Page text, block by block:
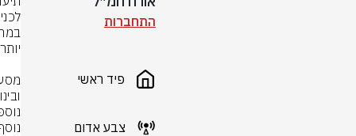
התחברות
פיד ראשי
צבע אדום